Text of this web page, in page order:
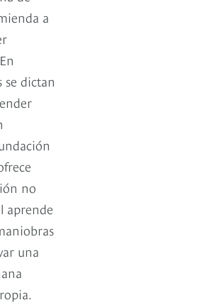
a
se dictan
no
aprende
una